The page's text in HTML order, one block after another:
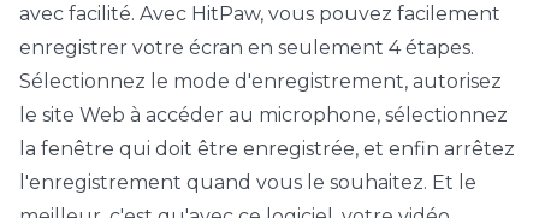
avec facilité. Avec HitPaw, vous pouvez facilement
enregistrer votre écran en seulement 4 étapes.
Sélectionnez le mode d'enregistrement, autorisez
le site Web à accéder au microphone, sélectionnez
la fenêtre qui doit être enregistrée, et enfin arrêtez
l'enregistrement quand vous le souhaitez. Et le